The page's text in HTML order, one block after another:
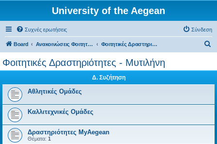
University of the Aegean
Συχνές ερωτήσεις Σύνδεση
Board Ανακοινώσεις Φοιτητικών Δραστηριοτήτων Φοιτητικές Δραστηριότητες - Μυτιλήνη
σ
Φοιτητικές Δραστηριότητες - Μυτιλήνη
Δ. Συζήτηση
Αθλητικές Ομάδες
Καλλιτεχνικές Ομάδες
Δραστηριότητες MyAegean
Θέματα: 1